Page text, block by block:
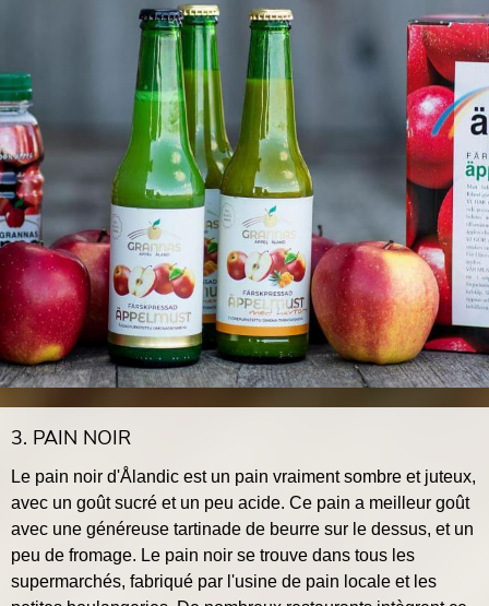
3. PAIN NOIR
Le pain noir d'Ålandic est un pain vraiment sombre et juteux,
avec un goût sucré et un peu acide. Ce pain a meilleur goût
avec une généreuse tartinade de beurre sur le dessus, et un
peu de fromage. Le pain noir se trouve dans tous les
supermarchés, fabriqué par l'usine de pain locale et les